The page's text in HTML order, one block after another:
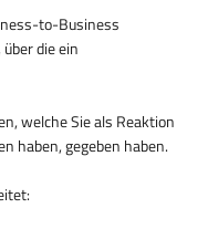
to-Business
die ein
welche Sie als Reaktion
haben, gegeben haben.